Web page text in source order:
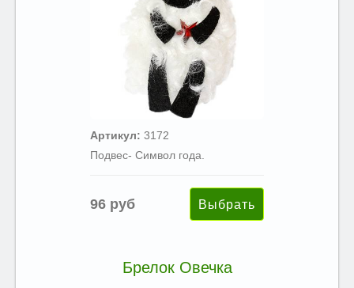
Артикул: 3172
Подвес- Символ года.
96 руб
Брелок Овечка